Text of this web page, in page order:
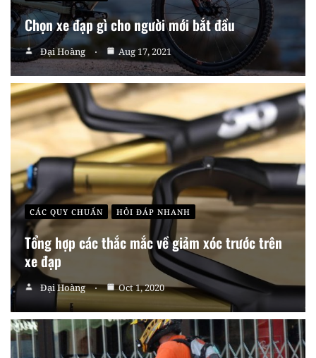
Chọn xe đạp gì cho người mới bắt đầu
Đại Hoàng Aug 17, 2021
CÁC QUY CHUẨN HỎI ĐÁP NHANH
Tổng hợp các thắc mắc về giảm xóc trước trên
xe đạp
Đại Hoàng Oct 1, 2020